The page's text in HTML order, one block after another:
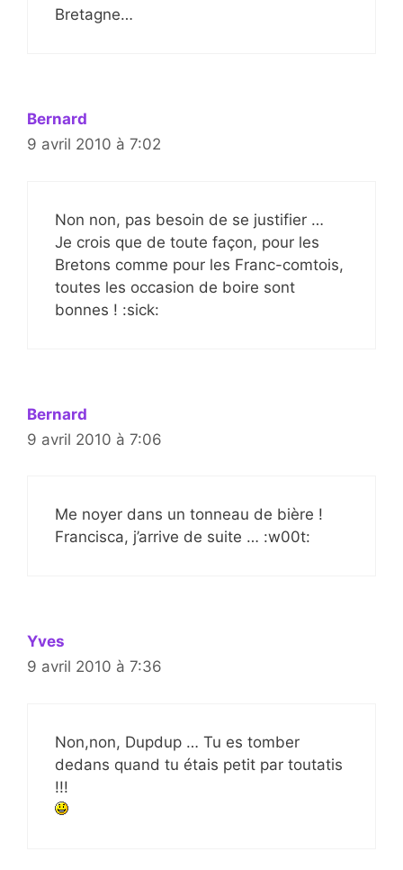
Bretagne…
Bernard
9 avril 2010 à 7:02
Non non, pas besoin de se justifier …
Je crois que de toute façon, pour les
Bretons comme pour les Franc-comtois,
toutes les occasion de boire sont
bonnes ! :sick:
Bernard
9 avril 2010 à 7:06
Me noyer dans un tonneau de bière !
Francisca, j’arrive de suite … :w00t:
Yves
9 avril 2010 à 7:36
Non,non, Dupdup … Tu es tomber
dedans quand tu étais petit par toutatis
!!!